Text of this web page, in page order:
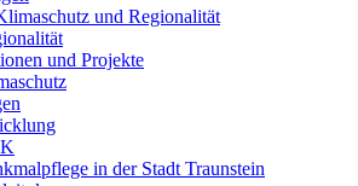
und Regionalität
und Projekte
in der Stadt Traunstein